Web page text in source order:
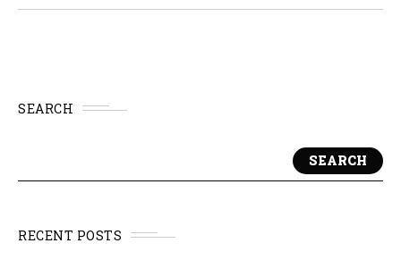
SEARCH
SEARCH
RECENT POSTS